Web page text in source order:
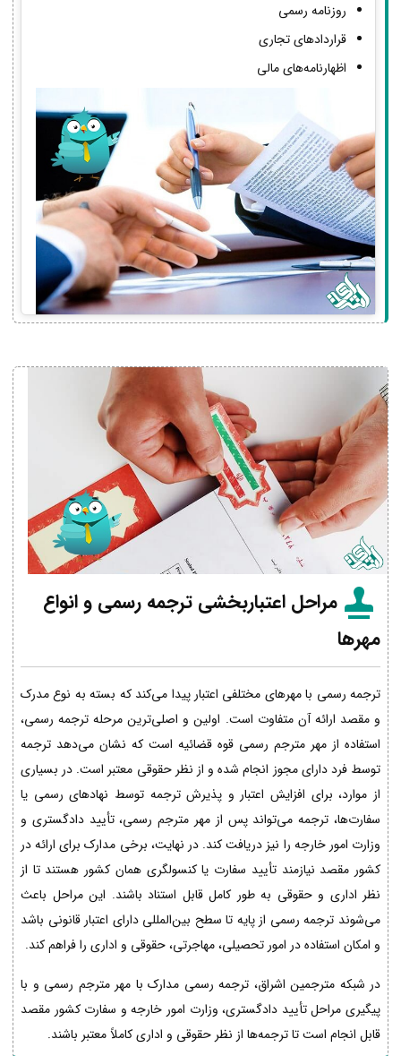
روزنامه رسمی
قراردادهای تجاری
اظهارنامه‌های مالی
مراحل اعتباربخشی ترجمه رسمی و انواع
مهرها
ترجمه رسمی با مهرهای مختلفی اعتبار پیدا می‌کند که بسته به نوع مدرک
و مقصد ارائه آن متفاوت است. اولین و اصلی‌ترین مرحله ترجمه رسمی،
استفاده از مهر مترجم رسمی قوه قضائیه است که نشان می‌دهد ترجمه
توسط فرد دارای مجوز انجام شده و از نظر حقوقی معتبر است. در بسیاری
از موارد، برای افزایش اعتبار و پذیرش ترجمه توسط نهادهای رسمی یا
سفارت‌ها، ترجمه می‌تواند پس از مهر مترجم رسمی، تأیید دادگستری و
وزارت امور خارجه را نیز دریافت کند. در نهایت، برخی مدارک برای ارائه در
کشور مقصد نیازمند تأیید سفارت یا کنسولگری همان کشور هستند تا از
نظر اداری و حقوقی به طور کامل قابل استناد باشند. این مراحل باعث
می‌شوند ترجمه رسمی از پایه تا سطح بین‌المللی دارای اعتبار قانونی باشد
و امکان استفاده در امور تحصیلی، مهاجرتی، حقوقی و اداری را فراهم کند.
در شبکه مترجمین اشراق، ترجمه رسمی مدارک با مهر مترجم رسمی و با
پیگیری مراحل تأیید دادگستری، وزارت امور خارجه و سفارت کشور مقصد
قابل انجام است تا ترجمه‌ها از نظر حقوقی و اداری کاملاً معتبر باشند.